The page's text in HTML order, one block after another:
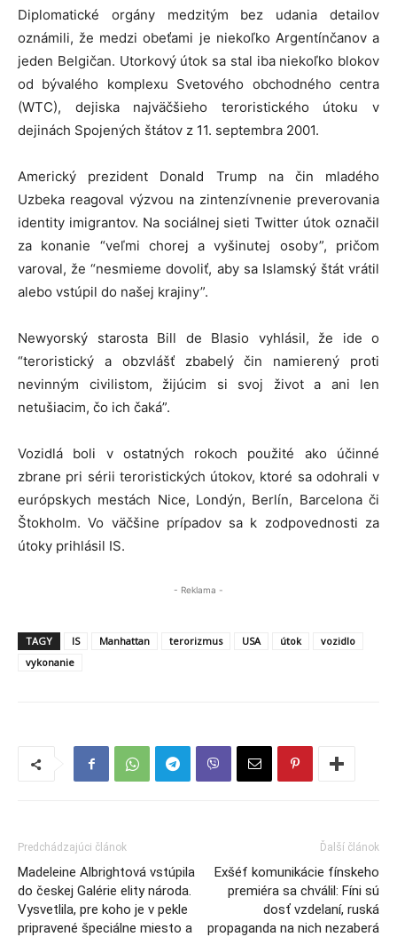
Diplomatické orgány medzitým bez udania detailov
oznámili, že medzi obeťami je niekoľko Argentínčanov a
jeden Belgičan. Utorkový útok sa stal iba niekoľko blokov
od bývalého komplexu Svetového obchodného centra
(WTC), dejiska najväčšieho teroristického útoku v
dejinách Spojených štátov z 11. septembra 2001.
Americký prezident Donald Trump na čin mladého
Uzbeka reagoval výzvou na zintenzívnenie preverovania
identity imigrantov. Na sociálnej sieti Twitter útok označil
za konanie “veľmi chorej a vyšinutej osoby”, pričom
varoval, že “nesmieme dovoliť, aby sa Islamský štát vrátil
alebo vstúpil do našej krajiny”.
Newyorský starosta Bill de Blasio vyhlásil, že ide o
“teroristický a obzvlášť zbabelý čin namierený proti
nevinným civilistom, žijúcim si svoj život a ani len
netušiacim, čo ich čaká”.
Vozidlá boli v ostatných rokoch použité ako účinné
zbrane pri sérii teroristických útokov, ktoré sa odohrali v
európskych mestách Nice, Londýn, Berlín, Barcelona či
Štokholm. Vo väčšine prípadov sa k zodpovednosti za
útoky prihlásil IS.
- Reklama -
TAGY IS Manhattan terorizmus USA útok
vozidlo
vykonanie
Predchádzajúci článok
Madeleine Albrightová vstúpila
do českej Galérie elity národa.
Vysvetlila, pre koho je v pekle
pripravené špeciálne miesto a
Ďalší článok
Exšéf komunikácie fínskeho
premiéra sa chválil: Fíni sú
dosť vzdelaní, ruská
propaganda na nich nezaberá